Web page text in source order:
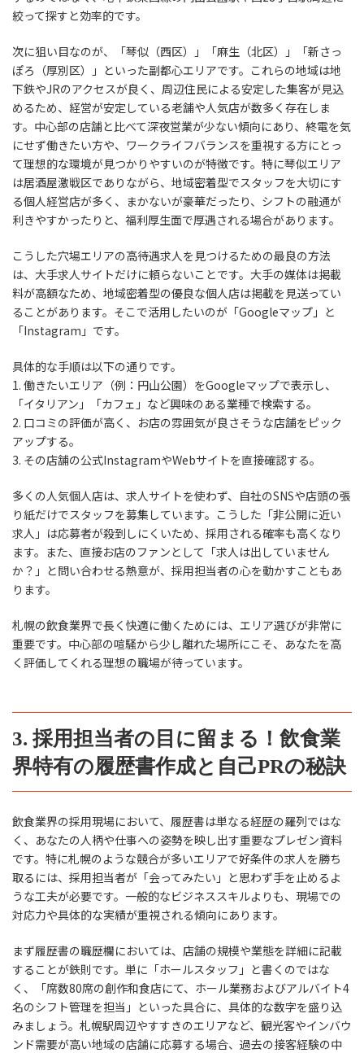
絞って探すと効率的です。
次に狙い目なのが、「琴似（西区）」「麻生（北区）」「新さっ
ぽろ（厚別区）」といった副都心エリアです。これらの地域は地
下鉄やJRのアクセスが良く、周辺住民による安定した集客が見込
めるため、経営が安定している老舗や人気店が数多く存在しま
す。中心部の店舗と比べて深夜営業が少ない傾向にあり、終電を気
にせず働きたい方や、ワークライフバランスを重視する方にとっ
て理想的な環境が見つかりやすいのが特徴です。特に琴似エリア
は居酒屋激戦区でありながら、地域密着型でスタッフを大切にす
る個人経営店が多く、まかないが豪華だったり、シフトの融通が
利きやすかったりと、福利厚生面で厚遇される場合があります。
こうした穴場エリアの高待遇求人を見つけるための最良の方法
は、大手求人サイトだけに頼らないことです。大手の媒体は掲載
料が高額なため、地域密着型の優良な個人店は掲載を見送ってい
ることがあります。そこで活用したいのが「Googleマップ」と
「Instagram」です。
具体的な手順は以下の通りです。
1. 働きたいエリア（例：円山公園）をGoogleマップで表示し、
「イタリアン」「カフェ」など興味のある業種で検索する。
2. 口コミの評価が高く、お店の雰囲気が良さそうな店舗をピック
アップする。
3. その店舗の公式InstagramやWebサイトを直接確認する。
多くの人気個人店は、求人サイトを使わず、自社のSNSや店頭の張
り紙だけでスタッフを募集しています。こうした「非公開に近い
求人」は応募者が殺到しにくいため、採用される確率も高くなり
ます。また、直接お店のファンとして「求人は出していません
か？」と問い合わせる熱意が、採用担当者の心を動かすこともあ
ります。
札幌の飲食業界で長く快適に働くためには、エリア選びが非常に
重要です。中心部の喧騒から少し離れた場所にこそ、あなたを高
く評価してくれる理想の職場が待っています。
3. 採用担当者の目に留まる！飲食業
界特有の履歴書作成と自己PRの秘訣
飲食業界の採用現場において、履歴書は単なる経歴の羅列ではな
く、あなたの人柄や仕事への姿勢を映し出す重要なプレゼン資料
です。特に札幌のような競合が多いエリアで好条件の求人を勝ち
取るには、採用担当者が「会ってみたい」と思わず手を止めるよ
うな工夫が必要です。一般的なビジネススキルよりも、現場での
対応力や具体的な実績が重視される傾向にあります。
まず履歴書の職歴欄においては、店舗の規模や業態を詳細に記載
することが鉄則です。単に「ホールスタッフ」と書くのではな
く、「席数80席の創作和食店にて、ホール業務およびアルバイト4
名のシフト管理を担当」といった具合に、具体的な数字を盛り込
みましょう。札幌駅周辺やすすきのエリアなど、観光客やインバウ
ンド需要が高い地域の店舗に応募する場合、過去の接客経験の中